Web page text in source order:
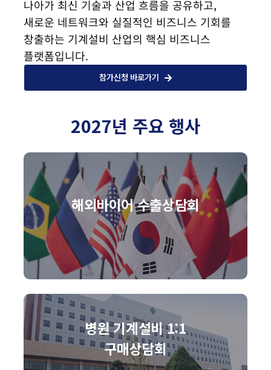
나아가 최신 기술과 산업 흐름을 공유하고,
새로운 네트워크와 실질적인 비즈니스 기회를
창출하는 기계설비 산업의 핵심 비즈니스
플랫폼입니다.
참가신청 바로가기
2027년 주요 행사
해외바이어 수출상담회
병원 기계설비 1:1
구매상담회